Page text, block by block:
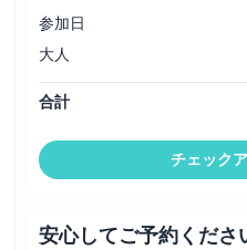
参加日
大人
合計
チェック
安心してご予約くださ